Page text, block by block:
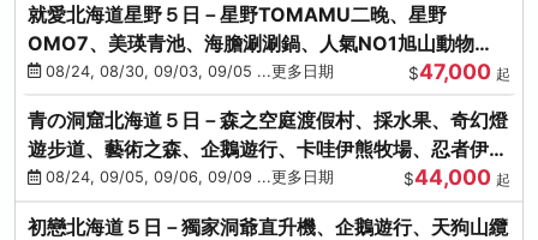
就愛北海道星野５日－星野TOMAMU二晚、星野
OMO7、美瑛青池、海膽涮涮鍋、人氣NO1旭山動物
園、海鮮和牛螃蟹吃到飽
08/24, 08/30, 09/03, 09/05 ...更多日期 $47,000 起
青の洞窟北海道５日－森之空庭渡假村、採水果、奇幻燈
遊步道、藝術之森、企鵝遊行、卡哇伊熊牧場、忍者伊達
時代村、螃蟹吃到飽
08/24, 09/05, 09/06, 09/09 ...更多日期 $44,000 起
初戀北海道５日－獨家洞爺直升機、企鵝遊行、天狗山纜